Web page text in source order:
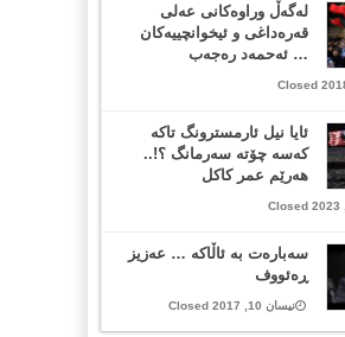
له‌گه‌ڵ وراوه‌كانی عه‌لی
قه‌ره‌داغی و ئیخوانچییه‌كان
… ئه‌حمه‌د ره‌جه‌ب
ئایا نیل ئارمسترونگ تاکە
کەسە چۆتە سەرمانگ ؟!..
هەرێم عمر کاکل
سه‌باره‌ت به‌ ئاڵاكه‌ … عه‌زیز
ڕه‌ئووف
نیسان 10, 2017 Closed